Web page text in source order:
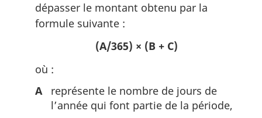
dépasser le montant obtenu par la
formule suivante :
(A/365) × (B + C)
où :
A
représente le nombre de jours de
l’année qui font partie de la période,